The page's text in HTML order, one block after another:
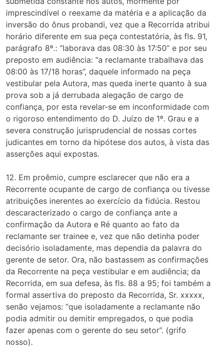
imprescindível o reexame da matéria e a aplicação da
inversão do ônus probandi, vez que a Recorrida atribui
horário diferente em sua peça contestatória, às fls. 91,
parágrafo 8º.: “laborava das 08:30 às 17:50” e por seu
preposto em audiência: “a reclamante trabalhava das
08:00 às 17/18 horas”, daquele informado na peça
vestibular pela Autora, mas queda inerte quanto à sua
prova sob a já derrubada alegação de cargo de
confiança, por esta revelar-se em inconformidade com
o rigoroso entendimento do D. Juízo de 1º. Grau e a
severa construção jurisprudencial de nossas cortes
judicantes em torno da hipótese dos autos, à vista das
asserções aqui expostas.
12. Em proêmio, cumpre esclarecer que não era a
Recorrente ocupante de cargo de confiança ou tivesse
atribuições inerentes ao exercício da fidúcia. Restou
descaracterizado o cargo de confiança ante a
confirmação da Autora e Ré quanto ao fato da
reclamante ser trainee e, vez que não detinha poder
decisório isoladamente, mas dependia da palavra do
gerente de setor. Ora, não bastassem as confirmações
da Recorrente na peça vestibular e em audiência; da
Recorrida, em sua defesa, às fls. 88 a 95; foi também a
formal assertiva do preposto da Recorrida, Sr. xxxxx,
senão vejamos: “que isoladamente a reclamante não
podia admitir ou demitir empregados, o que podia
fazer apenas com o gerente do seu setor”. (grifo
nosso).